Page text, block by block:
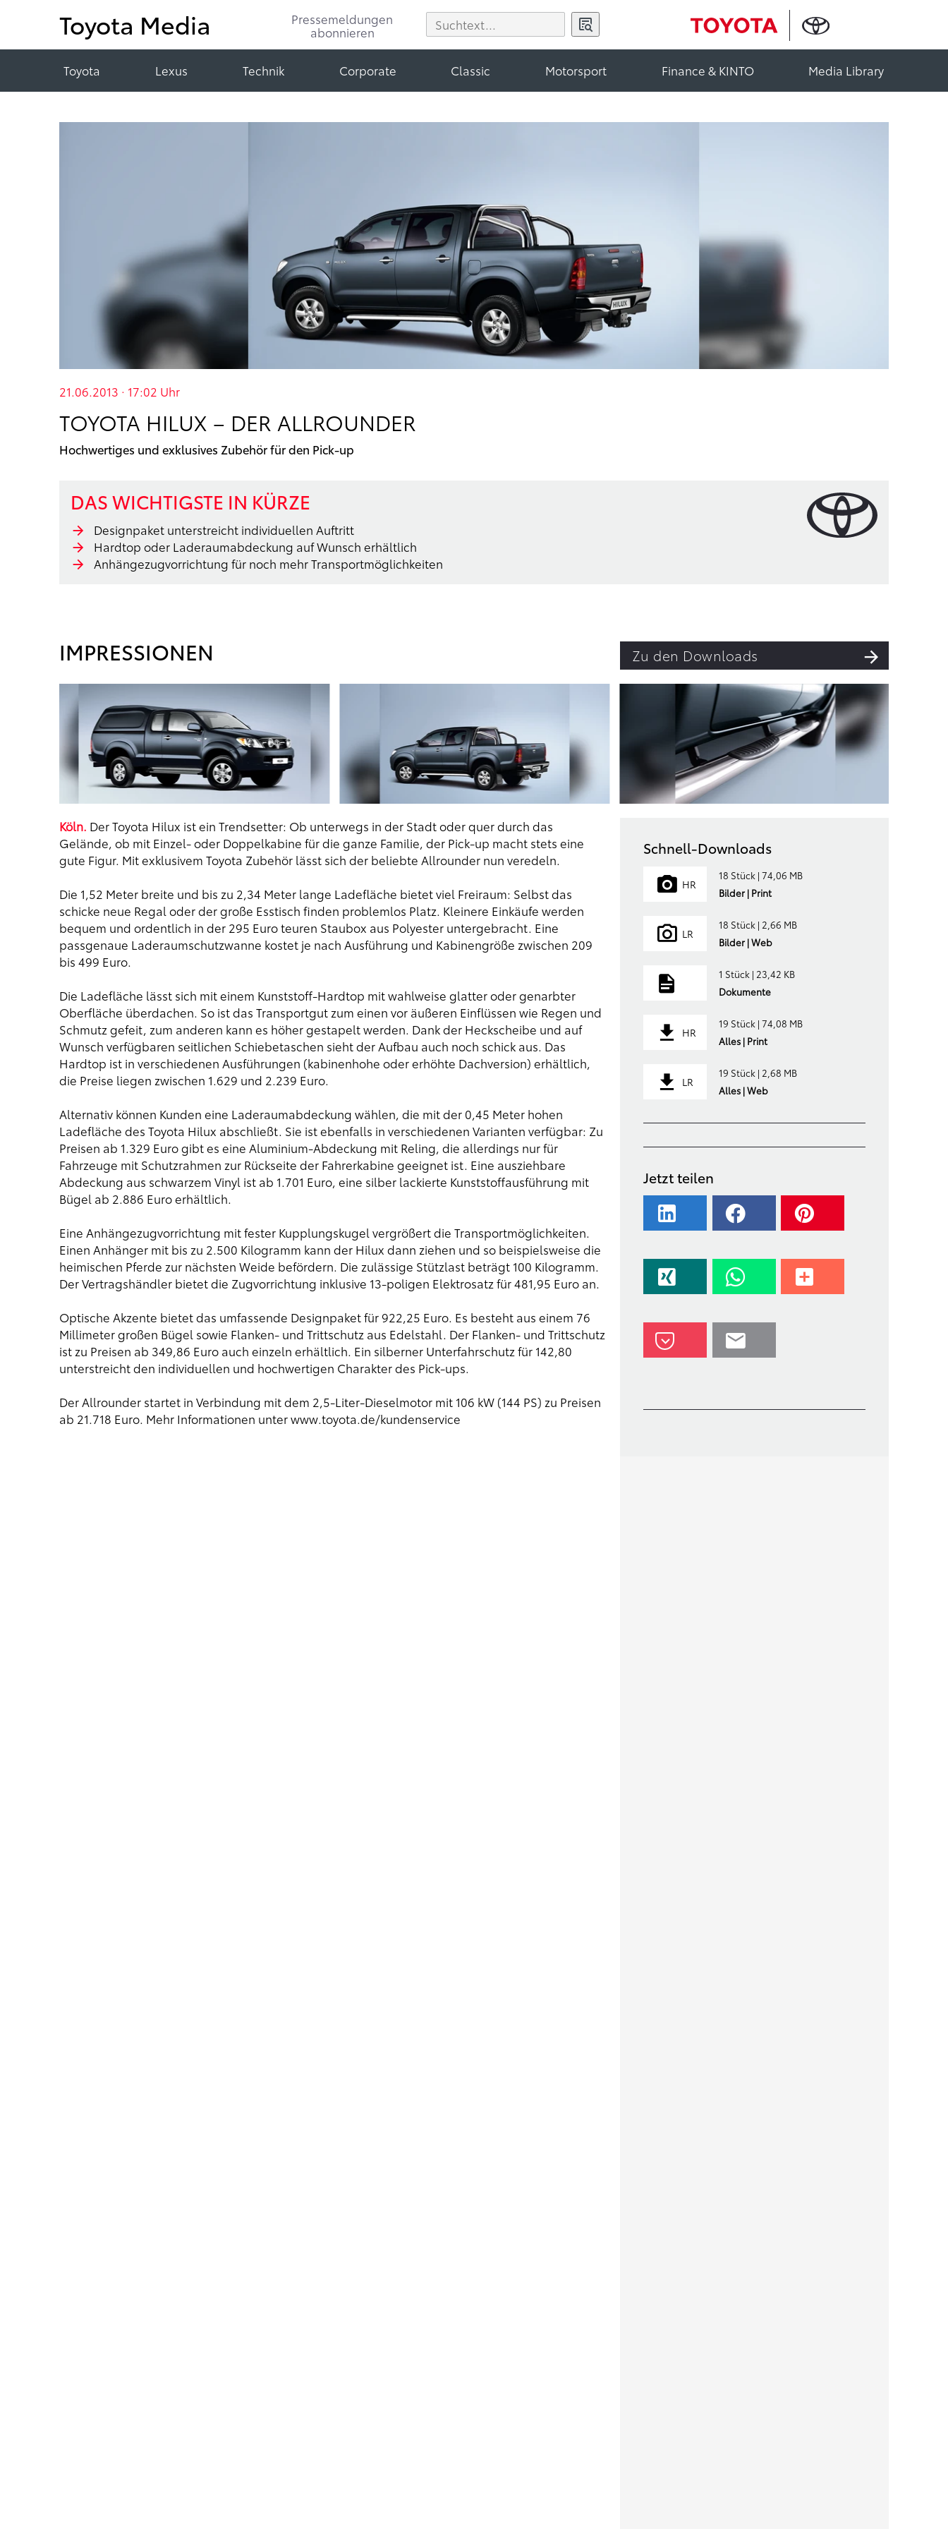
Toyota Media
Pressemeldungen
abonnieren
Toyota Lexus Technik Corporate Classic Motorsport Finance & KINTO Media Library
21.06.2013 · 17:02 Uhr
TOYOTA HILUX – DER ALLROUNDER
Hochwertiges und exklusives Zubehör für den Pick-up
DAS WICHTIGSTE IN KÜRZE
Designpaket unterstreicht individuellen Auftritt
Hardtop oder Laderaumabdeckung auf Wunsch erhältlich
Anhängezugvorrichtung für noch mehr Transportmöglichkeiten
IMPRESSIONEN Zu den Downloads
Köln. Der Toyota Hilux ist ein Trendsetter: Ob unterwegs in der Stadt oder quer durch das
Gelände, ob mit Einzel- oder Doppelkabine für die ganze Familie, der Pick-up macht stets eine
gute Figur. Mit exklusivem Toyota Zubehör lässt sich der beliebte Allrounder nun veredeln.
Die 1,52 Meter breite und bis zu 2,34 Meter lange Ladefläche bietet viel Freiraum: Selbst das
schicke neue Regal oder der große Esstisch finden problemlos Platz. Kleinere Einkäufe werden
bequem und ordentlich in der 295 Euro teuren Staubox aus Polyester untergebracht. Eine
passgenaue Laderaumschutzwanne kostet je nach Ausführung und Kabinengröße zwischen 209
bis 499 Euro.
Die Ladefläche lässt sich mit einem Kunststoff-Hardtop mit wahlweise glatter oder genarbter
Oberfläche überdachen. So ist das Transportgut zum einen vor äußeren Einflüssen wie Regen und
Schmutz gefeit, zum anderen kann es höher gestapelt werden. Dank der Heckscheibe und auf
Wunsch verfügbaren seitlichen Schiebetaschen sieht der Aufbau auch noch schick aus. Das
Hardtop ist in verschiedenen Ausführungen (kabinenhohe oder erhöhte Dachversion) erhältlich,
die Preise liegen zwischen 1.629 und 2.239 Euro.
Alternativ können Kunden eine Laderaumabdeckung wählen, die mit der 0,45 Meter hohen
Ladefläche des Toyota Hilux abschließt. Sie ist ebenfalls in verschiedenen Varianten verfügbar: Zu
Preisen ab 1.329 Euro gibt es eine Aluminium-Abdeckung mit Reling, die allerdings nur für
Fahrzeuge mit Schutzrahmen zur Rückseite der Fahrerkabine geeignet ist. Eine ausziehbare
Abdeckung aus schwarzem Vinyl ist ab 1.701 Euro, eine silber lackierte Kunststoffausführung mit
Bügel ab 2.886 Euro erhältlich.
Eine Anhängezugvorrichtung mit fester Kupplungskugel vergrößert die Transportmöglichkeiten.
Einen Anhänger mit bis zu 2.500 Kilogramm kann der Hilux dann ziehen und so beispielsweise die
heimischen Pferde zur nächsten Weide befördern. Die zulässige Stützlast beträgt 100 Kilogramm.
Der Vertragshändler bietet die Zugvorrichtung inklusive 13-poligen Elektrosatz für 481,95 Euro an.
Optische Akzente bietet das umfassende Designpaket für 922,25 Euro. Es besteht aus einem 76
Millimeter großen Bügel sowie Flanken- und Trittschutz aus Edelstahl. Der Flanken- und Trittschutz
ist zu Preisen ab 349,86 Euro auch einzeln erhältlich. Ein silberner Unterfahrschutz für 142,80
unterstreicht den individuellen und hochwertigen Charakter des Pick-ups.
Der Allrounder startet in Verbindung mit dem 2,5-Liter-Dieselmotor mit 106 kW (144 PS) zu Preisen
ab 21.718 Euro. Mehr Informationen unterwww.toyota.de/kundenservice
Schnell-Downloads
HR
18 Stück | 74,06 MB
Bilder | Print
LR
18 Stück | 2,66 MB
Bilder | Web
1 Stück | 23,42 KB
Dokumente
HR
19 Stück | 74,08 MB
Alles | Print
LR
19 Stück | 2,68 MB
Alles | Web
Jetzt teilen